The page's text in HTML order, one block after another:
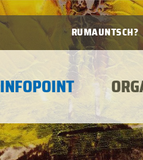
RUMAUNTSCH?
INFOPOINT